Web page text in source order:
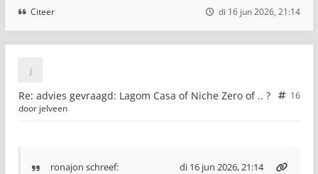
Citeer di 16 jun 2026, 21:14
Re: advies gevraagd: Lagom Casa of Niche Zero of .. ?
16
door jelveen
ronajon schreef: di 16 jun 2026, 21:14